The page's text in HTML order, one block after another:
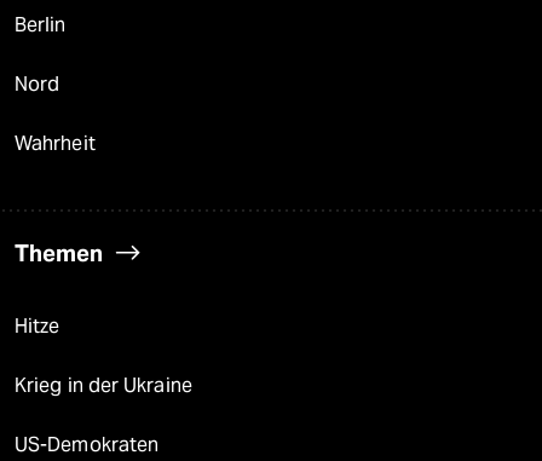
Berlin
Nord
Wahrheit
Themen
Hitze
Krieg in der Ukraine
US-Demokraten